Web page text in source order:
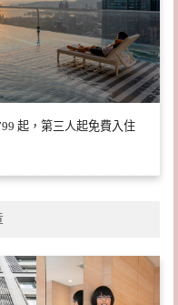
起，第三人起免費入住